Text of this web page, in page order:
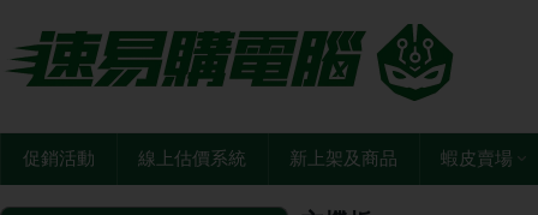
促銷活動 線上估價系統 新上架及商品 蝦皮賣場